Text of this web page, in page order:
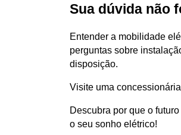
Sua dúvida não
Entender a mobilidade
perguntas sobre
disposição.
Visite uma concessionária
Descubra por que o
o seu sonho elétrico!